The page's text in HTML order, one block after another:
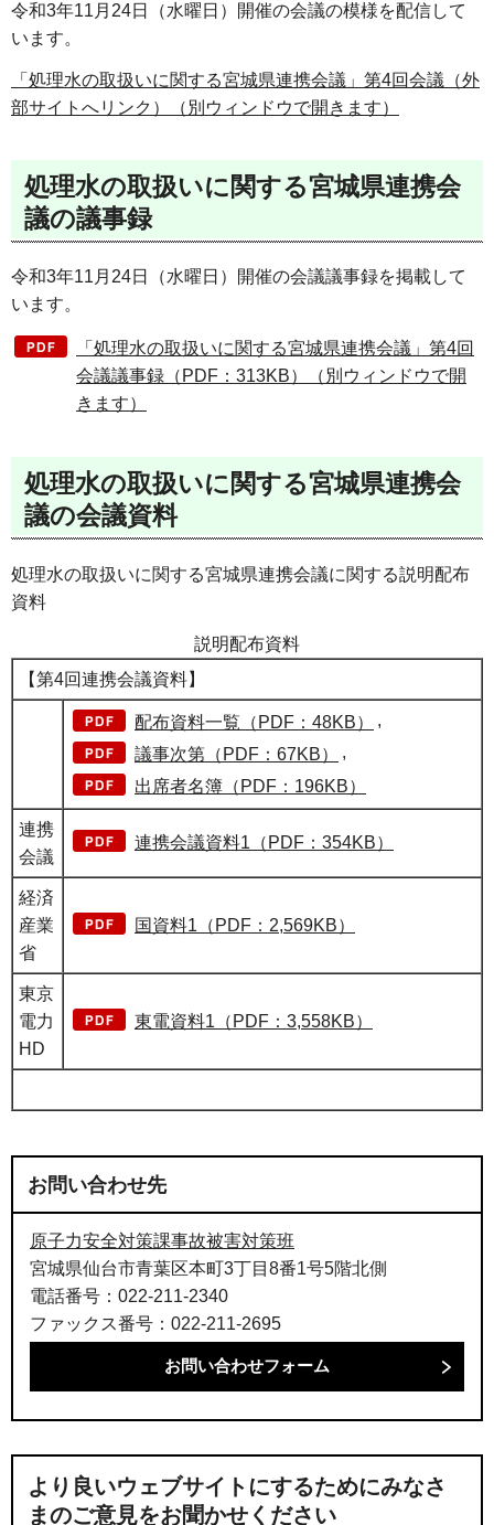
令和3年11月24日（水曜日）開催の会議の模様を配信して
います。
「処理水の取扱いに関する宮城県連携会議」第4回会議（外
部サイトへリンク）（別ウィンドウで開きます）
処理水の取扱いに関する宮城県連携会
議の議事録
令和3年11月24日（水曜日）開催の会議議事録を掲載して
います。
「処理水の取扱いに関する宮城県連携会議」第4回
会議議事録（PDF：313KB）（別ウィンドウで開
きます）
処理水の取扱いに関する宮城県連携会
議の会議資料
処理水の取扱いに関する宮城県連携会議に関する説明配布
資料
説明配布資料
【第4回連携会議資料】
配布資料一覧（PDF：48KB）
,
議事次第（PDF：67KB）
,
出席者名簿（PDF：196KB）
連携
会議
連携会議資料1（PDF：354KB）
経済
産業
省
国資料1（PDF：2,569KB）
東京
電力
HD
東電資料1（PDF：3,558KB）
お問い合わせ先
原子力安全対策課事故被害対策班
宮城県仙台市青葉区本町3丁目8番1号5階北側
電話番号：022-211-2340
ファックス番号：022-211-2695
より良いウェブサイトにするためにみなさ
まのご意見をお聞かせください